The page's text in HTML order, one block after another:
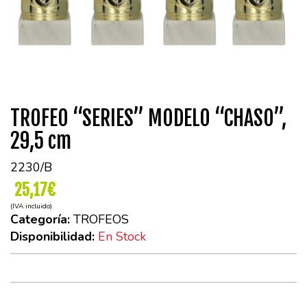
TROFEO “SERIES” MODELO “CHASO”,
29,5 cm
2230/B
25,17€
(IVA incluido)
Categoría: TROFEOS
Disponibilidad: En Stock